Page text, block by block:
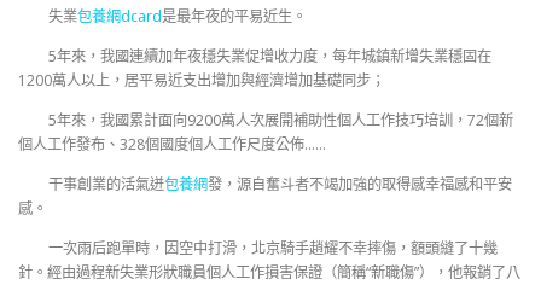
失業包養網dcard是最年夜的平易近生。
5年來，我國連續加年夜穩失業促增收力度，每年城鎮新增失業穩固在
1200萬人以上，居平易近支出增加與經濟增加基礎同步；
5年來，我國累計面向9200萬人次展開補助性個人工作技巧培訓，72個新
個人工作發布、328個國度個人工作尺度公佈……
干事創業的活氣迸包養網發，源自奮斗者不竭加強的取得感幸福感和平安
感。
一次雨后跑單時，因空中打滑，北京騎手趙耀不幸摔傷，額頭縫了十幾
針。經由過程新失業形狀職員個人工作損害保證（簡稱“新職傷”），他報銷了八